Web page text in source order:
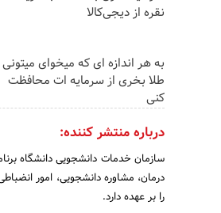
نقره از دیجی‌کالا
به هر اندازه ای که میخوای میتونی
طلا بخری از سرمایه ات محافظت
کنی
درباره منتشر کننده:
سازمان خدمات دانشجویی دانشگاه
درمان، مشاوره دانشجویی، امور
را بر عهده دارد.